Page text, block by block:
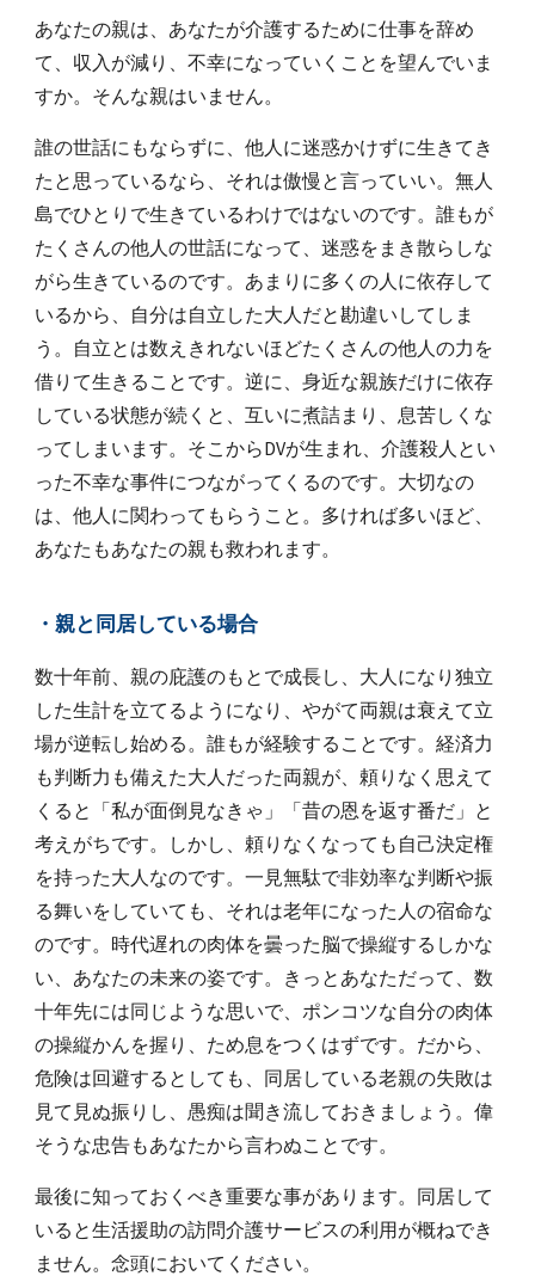
あなたの親は、あなたが介護するために仕事を辞め
て、収入が減り、不幸になっていくことを望んでいま
すか。そんな親はいません。
誰の世話にもならずに、他人に迷惑かけずに生きてき
たと思っているなら、それは傲慢と言っていい。無人
島でひとりで生きているわけではないのです。誰もが
たくさんの他人の世話になって、迷惑をまき散らしな
がら生きているのです。あまりに多くの人に依存して
いるから、自分は自立した大人だと勘違いして しま
う 。自立とは数えきれないほどたくさんの他人の力を
借りて生きることです。逆に、身近な親族だけに依存
している状態が続くと、互いに煮詰まり、息苦しくな
ってしまいます。そこからDVが生まれ、介護殺人とい
った不幸な事件につながってくるのです。大切なの
は、他人に関わってもらうこと。多ければ多いほど、
あなたもあなたの親も救われます。
・親と同居している場合
数十年前、親の庇護のもとで成長し、大人になり独立
した生計を立てるようになり、やがて両親は衰えて立
場が逆転し始める。誰もが経験することです。経済力
も判断力も備えた大人だった両親が、頼りなく思えて
くると「私が面倒見なきゃ」「昔の恩を返す番だ」と
考えがちです。しかし、頼りなくなっても自己決定権
を持った大人なのです。一見無駄で非効率な判断や振
る舞いをしていても、それは老年になった人の宿命な
のです。時代遅れの肉体を曇った脳で操縦するしかな
い、あなたの未来の姿です。きっとあなただって、数
十年先には同じような思いで、ポンコツな自分の肉体
の操縦かんを握り、ため息をつくはずです。だから、
危険は回避するとしても、同居している老親の失敗は
見て見ぬ振りし、愚痴は聞き流しておきましょう。偉
そうな忠告もあなたから言わぬことです。
最後に知っておくべき重要な事があります。同居して
いると生活援助の訪問介護サービスの利用が概ねでき
ません。念頭においてください。